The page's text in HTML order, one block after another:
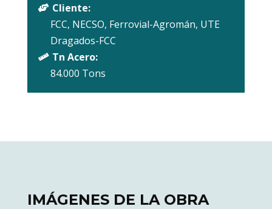
 Cliente:
FCC, NECSO, Ferrovial-Agromán, UTE
Dragados-FCC
 Tn Acero:
84.000 Tons
IMÁGENES DE LA OBRA